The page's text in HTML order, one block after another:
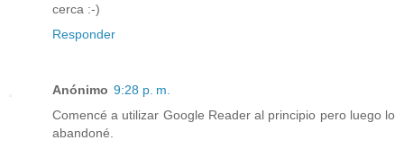
cerca :-)
Responder
Anónimo 9:28 p. m.
Comencé a utilizar Google Reader al principio pero luego lo
abandoné.